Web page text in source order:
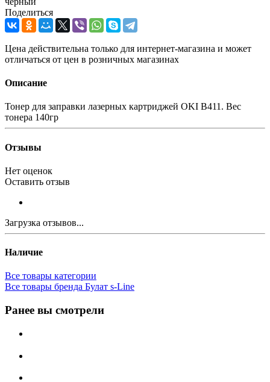
Поделиться
Цена действительна только для интернет-магазина и может
отличаться от цен в розничных магазинах
Описание
Тонер для заправки лазерных картриджей OKI B411. Вес
тонера 140гр
Отзывы
Нет оценок
Оставить отзыв
Загрузка отзывов...
Наличие
Все товары категории
Все товары бренда Булат s-Line
Ранее вы смотрели